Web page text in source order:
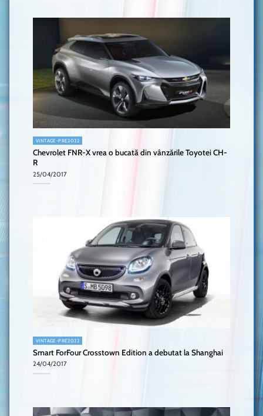
VINTAGE-PRE2022
Chevrolet FNR-X vrea o bucată din vânzările Toyotei CH-
R
25/04/2017
VINTAGE-PRE2022
Smart ForFour Crosstown Edition a debutat la Shanghai
24/04/2017